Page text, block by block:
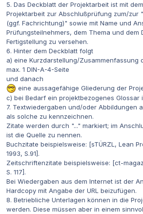
5. Das Deckblatt der Projektarbeit ist mit
Projektarbeit zur Abschlußprüfung zum/zur
(ggf. Fachrichtung)" sowie mit Name und
Prüfungsteilnehmers, dem Thema und dem
Fertigstellung zu versehen.
6. Hinter dem Deckblatt folgt
a) eine Kurzdarstellung/Zusammenfassung
max. 1 DIN-A-4-Seite
und danach
eine aussagefähige Gliederung der
c) bei Bedarf ein projektbezogenes Glossar
7. Textwiedergaben und/oder Abbildungen
als solche zu kennzeichnen.
Zitate werden durch "..." markiert; im
ist die Quelle zu nennen.
Buchzitate beispielsweise: [sTÜRZL, Lean
1993, S.91].
Zeitschriftenzitate beispielsweise: [ct-
S. 117].
Bei Wiedergaben aus dem Internet ist der
Hardcopy mit Angabe der URL beizufügen.
8. Betriebliche Unterlagen können in die
werden. Diese müssen aber in einem